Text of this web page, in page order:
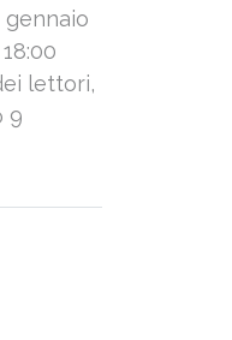
gennaio
lettori,
9